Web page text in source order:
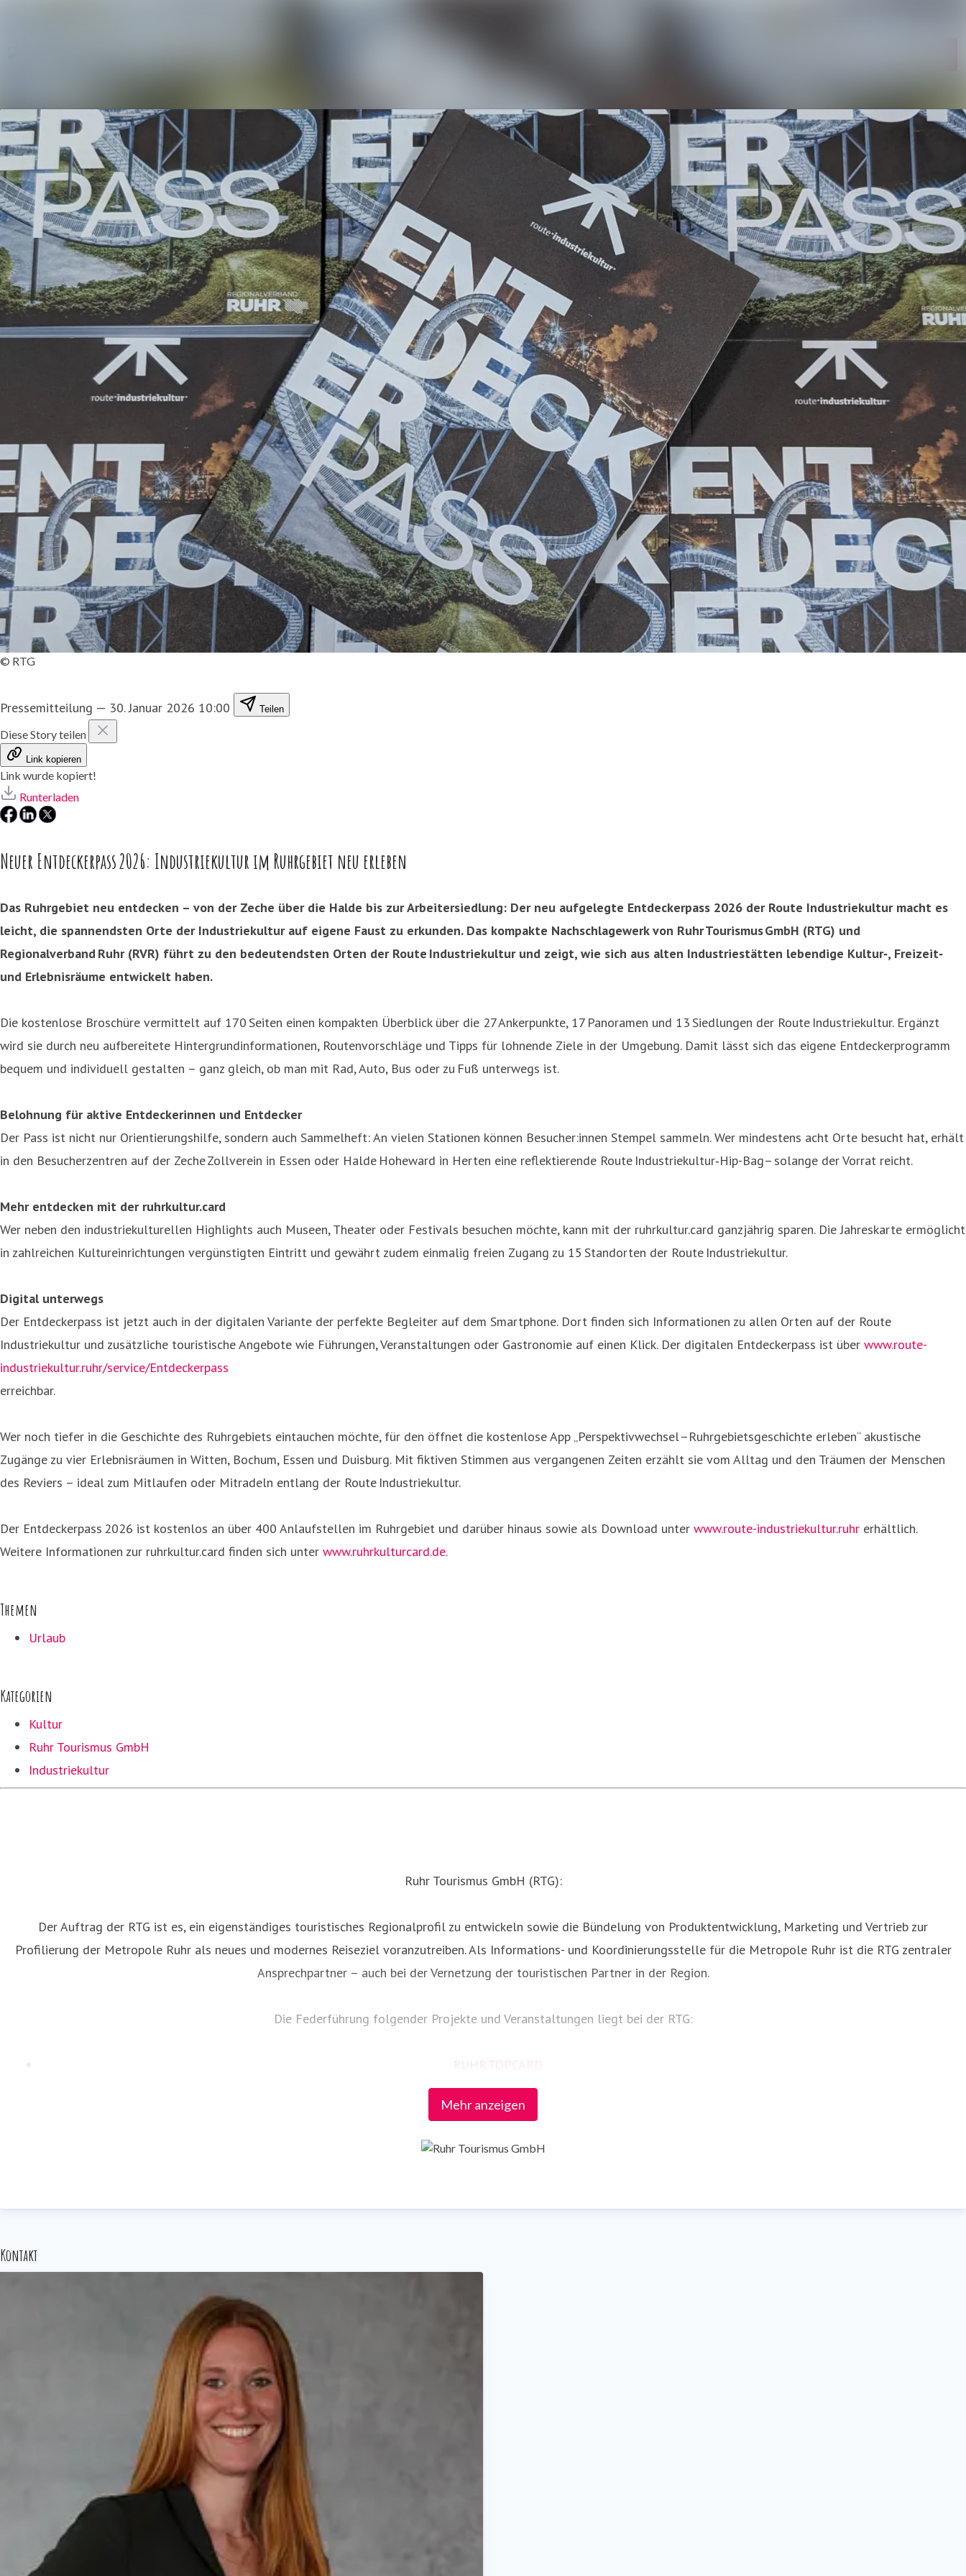
© RTG
Pressemitteilung — 30. Januar 2026 10:00 Teilen
Diese Story teilen
Link kopieren
Link wurde kopiert!
Runterladen
Neuer Entdeckerpass 2026: Industriekultur im Ruhrgebiet neu erleben
Das Ruhrgebiet neu entdecken – von der Zeche über die Halde bis zur Arbeitersiedlung: Der neu aufgelegte Entdeckerpass 2026 der Route Industriekultur macht es
leicht, die spannendsten Orte der Industriekultur auf eigene Faust zu erkunden. Das kompakte Nachschlagewerk von Ruhr Tourismus GmbH (RTG) und
Regionalverband Ruhr (RVR) führt zu den bedeutendsten Orten der Route Industriekultur und zeigt, wie sich aus alten Industriestätten lebendige Kultur‑, Freizeit‑
und Erlebnisräume entwickelt haben.
Die kostenlose Broschüre vermittelt auf 170 Seiten einen kompakten Überblick über die 27 Ankerpunkte, 17 Panoramen und 13 Siedlungen der Route Industriekultur. Ergänzt
wird sie durch neu aufbereitete Hintergrundinformationen, Routenvorschläge und Tipps für lohnende Ziele in der Umgebung. Damit lässt sich das eigene Entdeckerprogramm
bequem und individuell gestalten – ganz gleich, ob man mit Rad, Auto, Bus oder zu Fuß unterwegs ist.
Belohnung für aktive Entdeckerinnen und Entdecker
Der Pass ist nicht nur Orientierungshilfe, sondern auch Sammelheft: An vielen Stationen können Besucher:innen Stempel sammeln. Wer mindestens acht Orte besucht hat, erhält
in den Besucherzentren auf der Zeche Zollverein in Essen oder Halde Hoheward in Herten eine reflektierende Route Industriekultur‑Hip-Bag– solange der Vorrat reicht.
Mehr entdecken mit der ruhrkultur.card
Wer neben den industriekulturellen Highlights auch Museen, Theater oder Festivals besuchen möchte, kann mit der ruhrkultur.card ganzjährig sparen. Die Jahreskarte ermöglicht
in zahlreichen Kultureinrichtungen vergünstigten Eintritt und gewährt zudem einmalig freien Zugang zu 15 Standorten der Route Industriekultur.
Digital unterwegs
Der Entdeckerpass ist jetzt auch in der digitalen Variante der perfekte Begleiter auf dem Smartphone. Dort finden sich Informationen zu allen Orten auf der Route
Industriekultur und zusätzliche touristische Angebote wie Führungen, Veranstaltungen oder Gastronomie auf einen Klick. Der digitalen Entdeckerpass ist über www.route-
industriekultur.ruhr/service/Entdeckerpass
erreichbar.
Wer noch tiefer in die Geschichte des Ruhrgebiets eintauchen möchte, für den öffnet die kostenlose App „Perspektivwechsel –Ruhrgebietsgeschichte erleben“ akustische
Zugänge zu vier Erlebnisräumen in Witten, Bochum, Essen und Duisburg. Mit fiktiven Stimmen aus vergangenen Zeiten erzählt sie vom Alltag und den Träumen der Menschen
des Reviers – ideal zum Mitlaufen oder Mitradeln entlang der Route Industriekultur.
Der Entdeckerpass 2026 ist kostenlos an über 400 Anlaufstellen im Ruhrgebiet und darüber hinaus sowie als Download unter www.route-industriekultur.ruhr erhältlich.
Weitere Informationen zur ruhrkultur.card finden sich unter www.ruhrkulturcard.de.
Themen
Urlaub
Kategorien
Kultur
Ruhr Tourismus GmbH
Industriekultur
Ruhr Tourismus GmbH (RTG):
Der Auftrag der RTG ist es, ein eigenständiges touristisches Regionalprofil zu entwickeln sowie die Bündelung von Produktentwicklung, Marketing und Vertrieb zur
Profilierung der Metropole Ruhr als neues und modernes Reiseziel voranzutreiben. Als Informations- und Koordinierungsstelle für die Metropole Ruhr ist die RTG zentraler
Ansprechpartner – auch bei der Vernetzung der touristischen Partner in der Region.
Die Federführung folgender Projekte und Veranstaltungen liegt bei der RTG:
RUHR.TOPCARD
radrevier.ruhr
RuhrtalRadweg
Route Industriekultur
Mehr anzeigen
Kontakt